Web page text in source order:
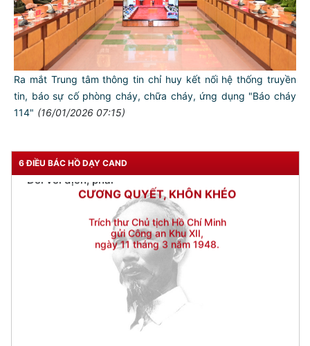
Ra mắt Trung tâm thông tin chỉ huy kết nối hệ thống truyền
tin, báo sự cố phòng cháy, chữa cháy, ứng dụng "Báo cháy
114" (16/01/2026 07:15)
6 ĐIỀU BÁC HỒ DẠY CAND
Đối với chính phủ, phải
TUYỆT ĐỐI TRUNG THÀNH
Đối với nhân dân, phải
KÍNH TRỌNG LỄ PHÉP
Đối với công việc, phải
Trích thư Chủ tịch Hồ Chí Minh
gửi Công an Khu XII,
ngày 11 tháng 3 năm 1948.